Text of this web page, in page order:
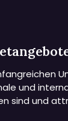
und
sind und